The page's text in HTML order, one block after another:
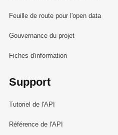
Feuille de route pour l'open data
Gouvernance du projet
Fiches d'information
Support
Tutoriel de l'API
Référence de l'API